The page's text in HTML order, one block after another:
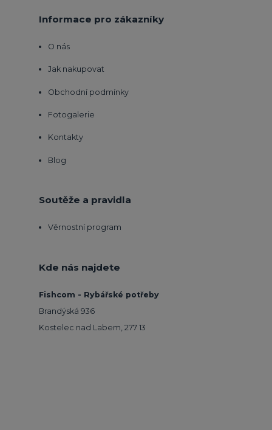
Informace pro zákazníky
O nás
Jak nakupovat
Obchodní podmínky
Fotogalerie
Kontakty
Blog
Soutěže a pravidla
Věrnostní program
Kde nás najdete
Fishcom - Rybářské potřeby
Brandýská 936
Kostelec nad Labem, 277 13